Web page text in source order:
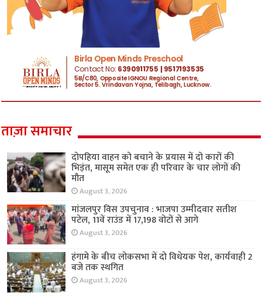
ताज़ा समाचार
दोपहिया वाहन को बचाने के प्रयास में दो कारों की
भिड़ंत, मासूम समेत एक ही परिवार के चार लोगों की
मौत
August 3, 2026
मांजलपुर विस उपचुनाव : भाजपा उम्मीदवार सतीश
पटेल, 11वें राउंड में 17,198 वोटों से आगे
August 3, 2026
हंगामे के बीच लोकसभा में दो विधेयक पेश, कार्यवाही 2
बजे तक स्थगित
August 3, 2026